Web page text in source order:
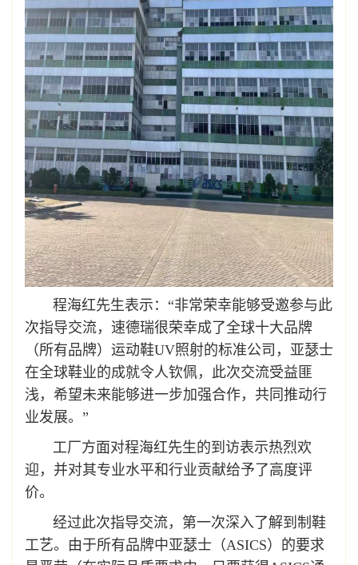
程海红先生表示：“非常荣幸能够受邀参与此
次指导交流，速德瑞很荣幸成了全球十大品牌
（所有品牌）运动鞋UV照射的标准公司，亚瑟士
在全球鞋业的成就令人钦佩，此次交流受益匪
浅，希望未来能够进一步加强合作，共同推动行
业发展。”
工厂方面对程海红先生的到访表示热烈欢
迎，并对其专业水平和行业贡献给予了高度评
价。
经过此次指导交流，第一次深入了解到制鞋
工艺。由于所有品牌中亚瑟士（ASICS）的要求